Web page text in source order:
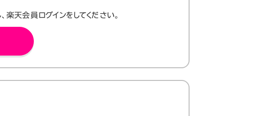
楽天会員ログインをしてください。